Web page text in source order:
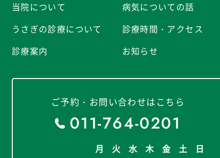
当院について
うさぎの診療について
診療案内
病気についての話
診療時間・アクセス
お知らせ
ご予約・お問い合わせはこちら
011-764-0201
月 火 水 木 金 土
日